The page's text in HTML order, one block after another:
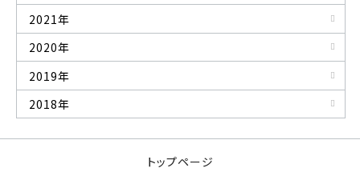
2021年
2020年
2019年
2018年
トップページ